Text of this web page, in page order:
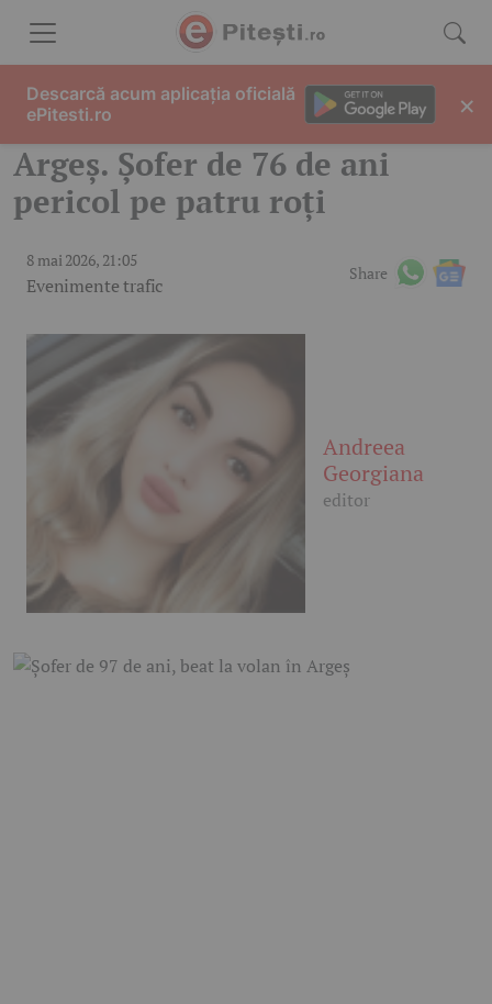
Argeș. Șofer de 76 de ani
pericol pe patru roți
8 mai 2026, 21:05
Evenimente trafic
Share
Andreea
Georgiana
editor
Descarcă acum aplicația oficială
ePitesti.ro
×